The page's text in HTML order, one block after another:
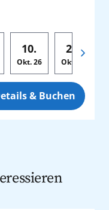
10.
Okt.26
24.
Okt.
& Buchen